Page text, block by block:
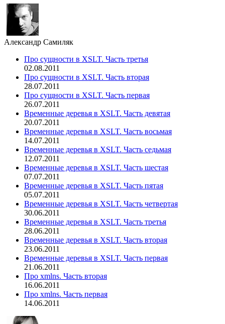
Александр Самиляк
Про сущности в XSLT. Часть третья
02.08.2011
Про сущности в XSLT. Часть вторая
28.07.2011
Про сущности в XSLT. Часть первая
26.07.2011
Временные деревья в XSLT. Часть девятая
20.07.2011
Временные деревья в XSLT. Часть восьмая
14.07.2011
Временные деревья в XSLT. Часть седьмая
12.07.2011
Временные деревья в XSLT. Часть шестая
07.07.2011
Временные деревья в XSLT. Часть пятая
05.07.2011
Временные деревья в XSLT. Часть четвертая
30.06.2011
Временные деревья в XSLT. Часть третья
28.06.2011
Временные деревья в XSLT. Часть вторая
23.06.2011
Временные деревья в XSLT. Часть первая
21.06.2011
Про xmlns. Часть вторая
16.06.2011
Про xmlns. Часть первая
14.06.2011